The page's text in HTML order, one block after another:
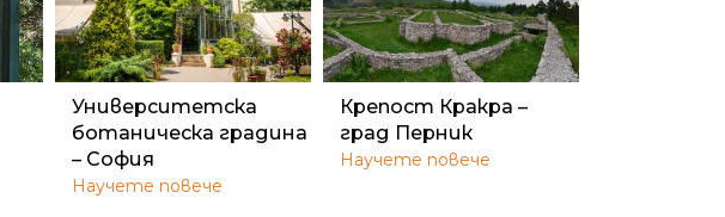
Университетска
ботаническа градина
– София
Научете повече
Крепост Кракра –
град Перник
Научете повече